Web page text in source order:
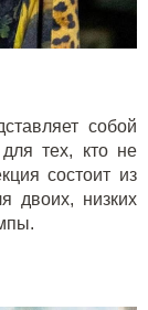
собой
тех, кто не
состоит из
двоих, низких